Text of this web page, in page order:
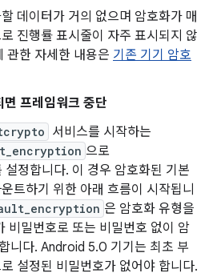
데이터가 거의 없으며 암호화가 매
진행률 표시줄이 자주 표시되지 않
관한 자세한 내용은 기존 기기 암호
면 프레임워크 중단
서비스를 시작하는
으로
설정합니다. 이 경우 암호화된 기본
트하기 위한 아래 흐름이 시작됩니
은 암호화 유형을
비밀번호로 또는 비밀번호 없이 암
니다. Android 5.0 기기는 최초 부
설정된 비밀번호가 없어야 합니다.